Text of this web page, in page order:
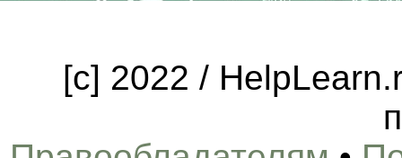
[c] 2022 /